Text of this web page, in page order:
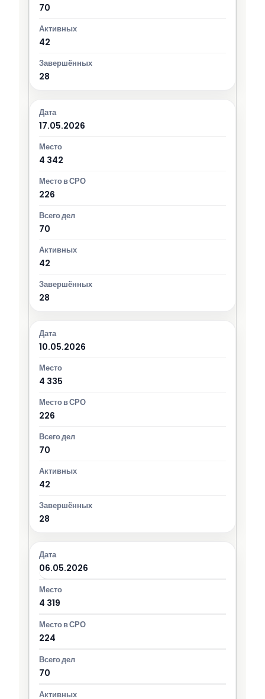
70
42
28
17.05.2026
4 342
226
70
42
28
10.05.2026
4 335
226
70
42
28
06.05.2026
4 319
224
70